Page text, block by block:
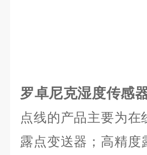
罗卓尼克湿度传感
点线的产品主要为
露点变送器；高精